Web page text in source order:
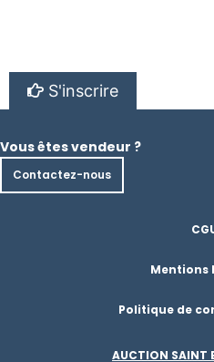
S'inscrire
Vous êtes vendeur ?
Contactez-nous
Mentions
Politique de
AUCTION SAINT